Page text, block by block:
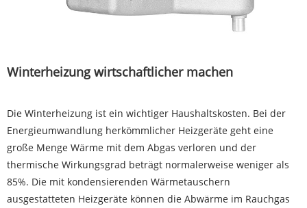
Winterheizung wirtschaftlicher machen
Die Winterheizung ist ein wichtiger Haushaltskosten. Bei der
Energieumwandlung herkömmlicher Heizgeräte geht eine
große Menge Wärme mit dem Abgas verloren und der
thermische Wirkungsgrad beträgt normalerweise weniger als
85%. Die mit kondensierenden Wärmetauschern
ausgestatteten Heizgeräte können die Abwärme im Rauchgas